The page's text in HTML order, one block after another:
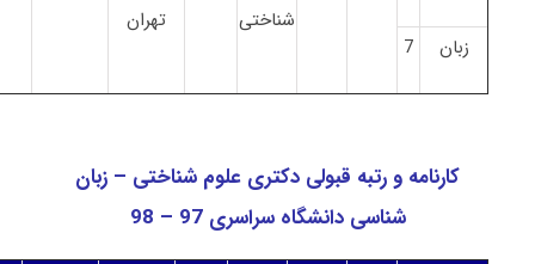
شناختی
تهران
زبان 7
کارنامه و رتبه قبولی دکتری علوم شناختی – زبان
شناسی دانشگاه سراسری 97 – 98